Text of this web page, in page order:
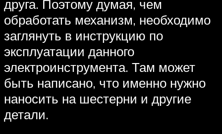
друга. Поэтому думая, чем
обработать механизм, необходимо
заглянуть в инструкцию по
эксплуатации данного
электроинструмента. Там может
быть написано, что именно нужно
наносить на шестерни и другие
детали.